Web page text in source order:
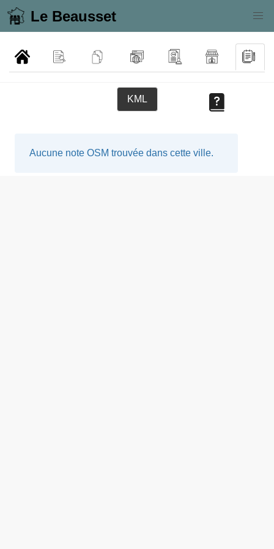
Le Beausset
KML
Aucune note OSM trouvée dans cette ville.